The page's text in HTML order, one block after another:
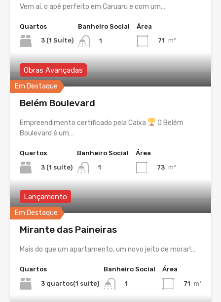
Vem aí, o apê perfeito em Caruaru e com um…
Quartos
3 (1 Suíte)
Banheiro Social
1
Área
71 m²
Em Destaque
Obras Avançadas
Belém Boulevard
Empreendimento certificado pela Caixa
O Belém
Boulevard é um…
Quartos
3 (1 suíte)
Banheiro Social
1
Área
73 m²
Em Destaque
Lançamento
Mirante das Paineiras
Mais do que um apartamento, um novo jeito de morar!…
Quartos
3 quartos(1 suíte)
Banheiro Social
1
Área
71 m²